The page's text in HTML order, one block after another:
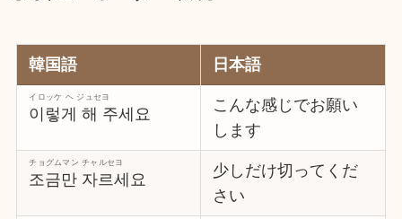
韓国語 日本語
이렇게 해 주세요
イロッケ ヘ ジュセヨ
こんな感じでお願い
します
조금만 자르세요
チョグムマン チャルセヨ
少しだけ切ってくだ
さい